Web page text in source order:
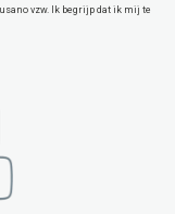
vzw. Ik begrijp dat ik mij te